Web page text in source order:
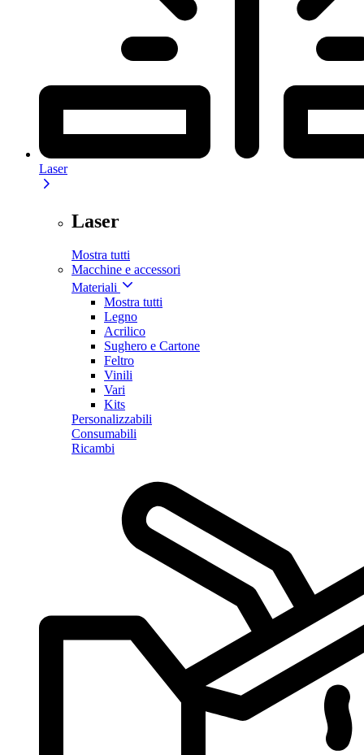
Laser
Laser
Mostra tutti
Macchine e accessori
Materiali
Mostra tutti
Legno
Acrilico
Sughero e Cartone
Feltro
Vinili
Vari
Kits
Personalizzabili
Consumabili
Ricambi